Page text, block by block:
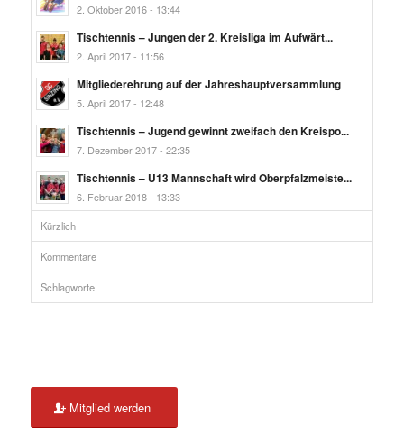
2. Oktober 2016 - 13:44
Tischtennis – Jungen der 2. Kreisliga im Aufwärt...
2. April 2017 - 11:56
Mitgliederehrung auf der Jahreshauptversammlung
5. April 2017 - 12:48
Tischtennis – Jugend gewinnt zweifach den Kreispo...
7. Dezember 2017 - 22:35
Tischtennis – U13 Mannschaft wird Oberpfalzmeiste...
6. Februar 2018 - 13:33
Kürzlich
Kommentare
Schlagworte
Mitglied werden